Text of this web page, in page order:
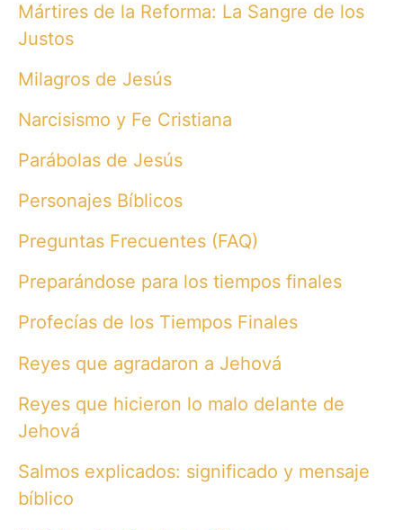
Mártires de la Reforma: La Sangre de los
Justos
Milagros de Jesús
Narcisismo y Fe Cristiana
Parábolas de Jesús
Personajes Bíblicos
Preguntas Frecuentes (FAQ)
Preparándose para los tiempos finales
Profecías de los Tiempos Finales
Reyes que agradaron a Jehová
Reyes que hicieron lo malo delante de
Jehová
Salmos explicados: significado y mensaje
bíblico